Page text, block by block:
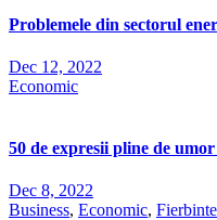
Problemele din sectorul
Dec 12, 2022
Economic
50 de expresii pline de
Dec 8, 2022
Business, Economic, Fierbinte